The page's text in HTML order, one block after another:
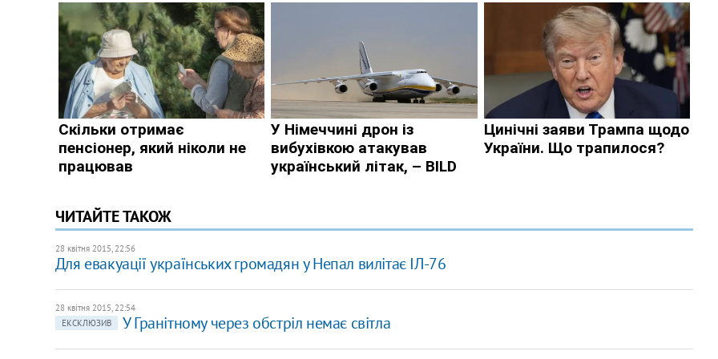
ЧИТАЙТЕ ТАКОЖ
28 квітня 2015, 22:56
Для евакуації українських громадян у Непал вилітає ІЛ-76
28 квітня 2015, 22:54
ЕКСКЛЮЗИВ
У Гранітному через обстріл немає світла